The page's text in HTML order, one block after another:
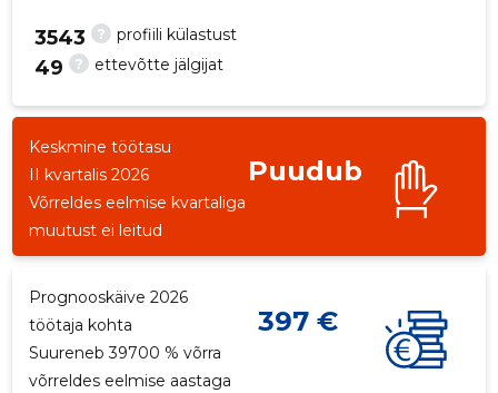
? profiili külastust
3543
? ettevõtte jälgijat
49
Keskmine töötasu
II kvartalis 2026
Puudub
Võrreldes eelmise kvartaliga
muutust ei leitud
Prognooskäive 2026
töötaja kohta
397 €
Suureneb 39700 % võrra
võrreldes eelmise aastaga